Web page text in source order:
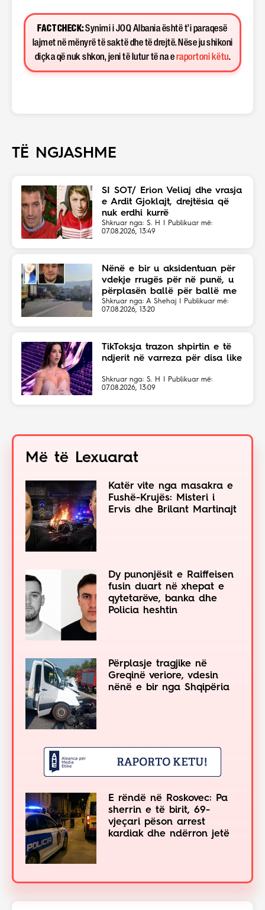
FACT CHECK:Synimi i JOQ Albania është t’i paraqesë
lajmet në mënyrë të saktë dhe të drejtë. Nëse ju shikoni
diçka që nuk shkon, jeni të lutur të na e raportoni këtu.
TË NGJASHME
SI SOT/ Erion Veliaj dhe vrasja
e Ardit Gjoklajt, drejtësia që
nuk erdhi kurrë
Shkruar nga: S. H | Publikuar më:
07.08.2026, 13:49
Nënë e bir u aksidentuan për
vdekje rrugës për në punë, u
përplasën ballë për ballë me
një kamion
Shkruar nga: A Shehaj | Publikuar më:
07.08.2026, 13:20
TikToksja trazon shpirtin e të
ndjerit në varreza për disa like
Shkruar nga: S. H | Publikuar më:
07.08.2026, 13:09
Më të Lexuarat
Katër vite nga masakra e
Fushë-Krujës: Misteri i
Ervis dhe Brilant Martinajt
Dy punonjësit e Raiffeisen
fusin duart në xhepat e
qytetarëve, banka dhe
Policia heshtin
Përplasje tragjike në
Greqinë veriore, vdesin
nënë e bir nga Shqipëria
E rëndë në Roskovec: Pa
sherrin e të birit, 69-
vjeçari pëson arrest
kardiak dhe ndërron jetë